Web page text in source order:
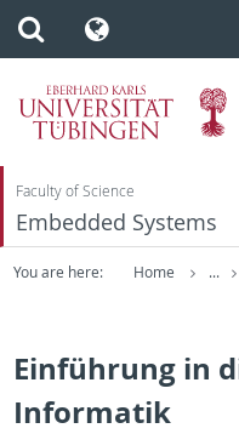
Faculty of Science
Embedded Systems
You are here: Home ...
Einführung in
Informatik